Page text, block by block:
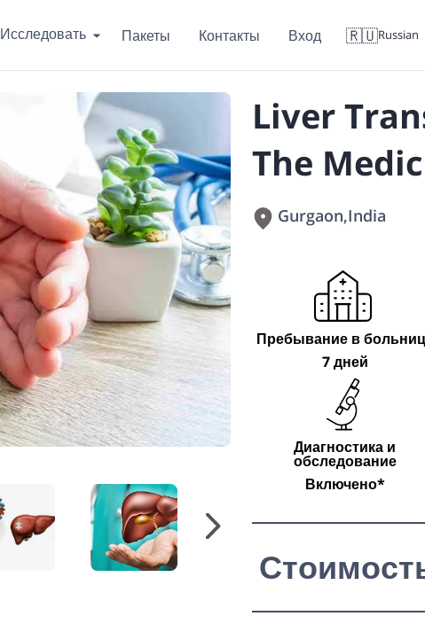
Исследовать Пакеты Контакты Вход 🇷🇺Russian
Liver
The
Gurgaon,India
Пребывание в
7 дней
Диагностика и
обследование
Включено*